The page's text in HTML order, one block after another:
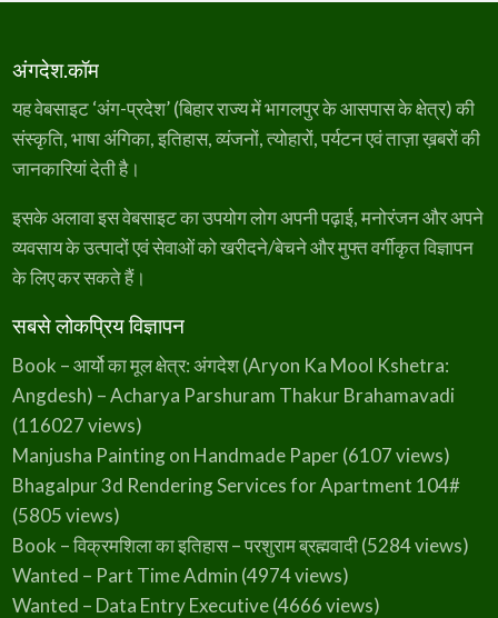
अंगदेश.कॉम
यह वेबसाइट ‘अंग-प्रदेश’ (बिहार राज्य में भागलपुर के आसपास के क्षेत्र) की
संस्कृति, भाषा अंगिका, इतिहास, व्यंजनों, त्योहारों, पर्यटन एवं ताज़ा ख़बरों की
जानकारियां देती है।
इसके अलावा इस वेबसाइट का उपयोग लोग अपनी पढ़ाई, मनोरंजन और अपने
व्यवसाय के उत्पादों एवं सेवाओं को खरीदने/बेचने और मुफ्त वर्गीकृत विज्ञापन
के लिए कर सकते हैं।
सबसे लोकप्रिय विज्ञापन
Book – आर्यो का मूल क्षेत्र: अंगदेश (Aryon Ka Mool Kshetra:
Angdesh) – Acharya Parshuram Thakur Brahamavadi
(116027 views)
Manjusha Painting on Handmade Paper(6107 views)
Bhagalpur 3d Rendering Services for Apartment 104#
(5805 views)
Book – विक्रमशिला का इतिहास – परशुराम ब्रह्मवादी(5284 views)
Wanted – Part Time Admin (4974 views)
Wanted – Data Entry Executive(4666 views)